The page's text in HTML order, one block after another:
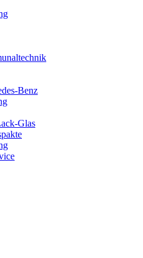
Benz
Glas